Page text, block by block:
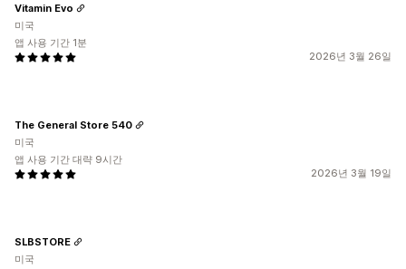
2026년 3월 26일
Vitamin Evo
미국
앱 사용 기간 1분
2026년 3월 19일
The General Store 540
미국
앱 사용 기간 대략 9시간
SLBSTORE
미국